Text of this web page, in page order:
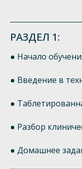
РАЗДЕЛ 1:
● Начало
● Введение в
●
● Разбор
● Домашнее